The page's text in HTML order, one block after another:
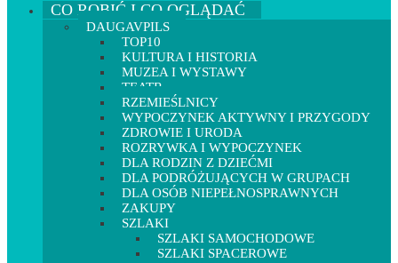
CO ROBIĆ I CO OGLĄDAĆ
DAUGAVPILS
TOP10
KULTURA I HISTORIA
MUZEA I WYSTAWY
TEATR
RZEMIEŚLNICY
WYPOCZYNEK AKTYWNY I PRZYGODY
ZDROWIE I URODA
ROZRYWKA I WYPOCZYNEK
DLA RODZIN Z DZIEĆMI
DLA PODRÓŻUJĄCYCH W GRUPACH
DLA OSÓB NIEPEŁNOSPRAWNYCH
ZAKUPY
SZLAKI
SZLAKI SAMOCHODOWE
SZLAKI SPACEROWE